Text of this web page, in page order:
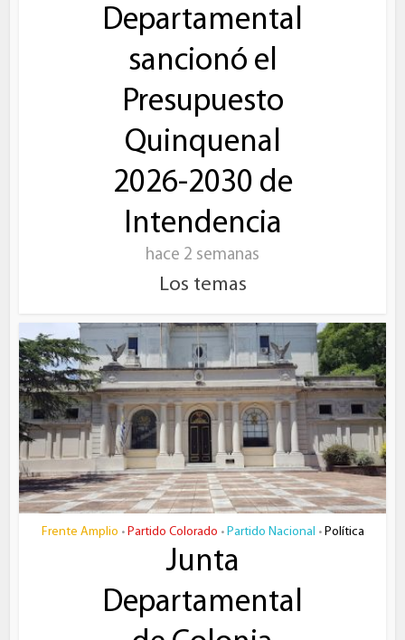
Departamental
sancionó el
Presupuesto
Quinquenal
2026-2030 de
Intendencia
hace 2 semanas
Los temas
Frente Amplio • Partido Colorado • Partido Nacional • Política
Junta
Departamental